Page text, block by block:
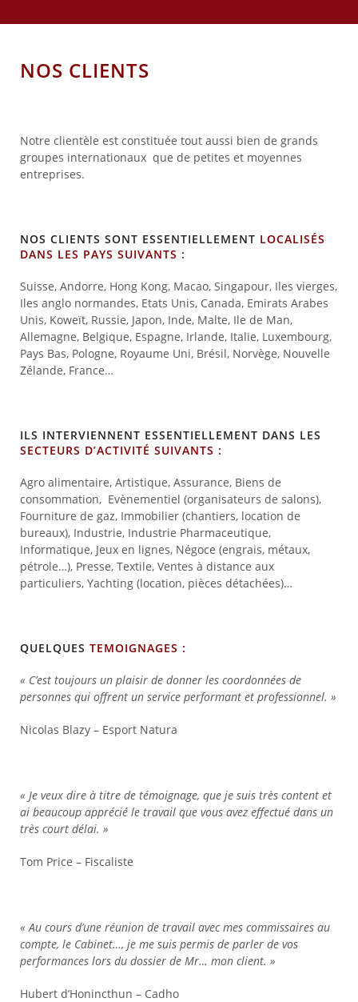
NOS CLIENTS
Notre clientèle est constituée tout aussi bien de grands
groupes internationaux que de petites et moyennes
entreprises.
NOS CLIENTS SONT ESSENTIELLEMENT LOCALISÉS
DANS LES PAYS SUIVANTS :
Suisse, Andorre, Hong Kong, Macao, Singapour, Iles vierges,
Iles anglo normandes, Etats Unis, Canada, Emirats Arabes
Unis, Koweït, Russie, Japon, Inde, Malte, Ile de Man,
Allemagne, Belgique, Espagne, Irlande, Italie, Luxembourg,
Pays Bas, Pologne, Royaume Uni, Brésil, Norvège, Nouvelle
Zélande, France…
ILS INTERVIENNENT ESSENTIELLEMENT DANS LES
SECTEURS D’ACTIVITÉ SUIVANTS :
Agro alimentaire, Artistique, Assurance, Biens de
consommation, Evènementiel (organisateurs de salons),
Fourniture de gaz, Immobilier (chantiers, location de
bureaux), Industrie, Industrie Pharmaceutique,
Informatique, Jeux en lignes, Négoce (engrais, métaux,
pétrole…), Presse, Textile, Ventes à distance aux
particuliers, Yachting (location, pièces détachées)…
QUELQUES TEMOIGNAGES :
« C’est toujours un plaisir de donner les coordonnées de
personnes qui offrent un service performant et professionnel. »
Nicolas Blazy – Esport Natura
« Je veux dire à titre de témoignage, que je suis très content et
ai beaucoup apprécié le travail que vous avez effectué dans un
très court délai. »
Tom Price – Fiscaliste
« Au cours d’une réunion de travail avec mes commissaires au
compte, le Cabinet…, je me suis permis de parler de vos
performances lors du dossier de Mr… mon client. »
Hubert d’Honincthun – Cadho